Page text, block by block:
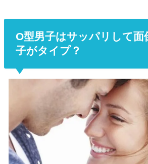
O型男子はサッパリして面
子がタイプ？